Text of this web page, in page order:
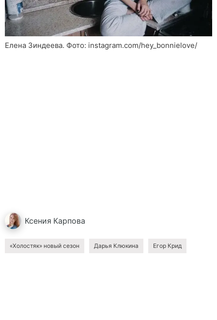
Елена Зиндеева. Фото: instagram.com/hey_bonnielove/
Ксения Карпова
«Холостяк» новый сезон Дарья Клюкина Егор Крид